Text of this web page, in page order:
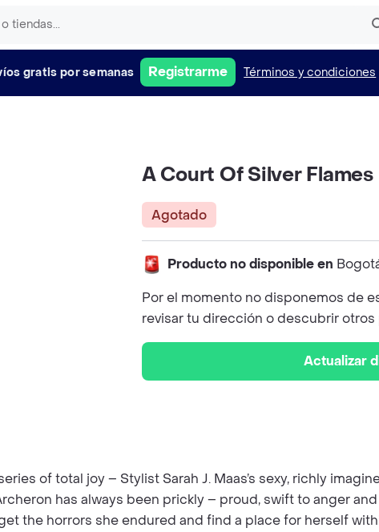
gratis por semanas Registrarme Términos y condiciones
A Court Of Silver Flames
Agotado
Producto no disponible en
Por el momento no disponemos de
revisar tu dirección o descubrir
Actualizar
of total joy – Stylist Sarah J. Maas’s sexy, richly
has always been prickly – proud, swift to anger
the horrors she endured and find a place for herself